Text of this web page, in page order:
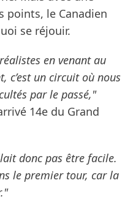
points, le Canadien
se réjouir.
en venant au
c’est un circuit où nous
par le passé,"
14e du Grand
donc pas être facile.
le premier tour, car la